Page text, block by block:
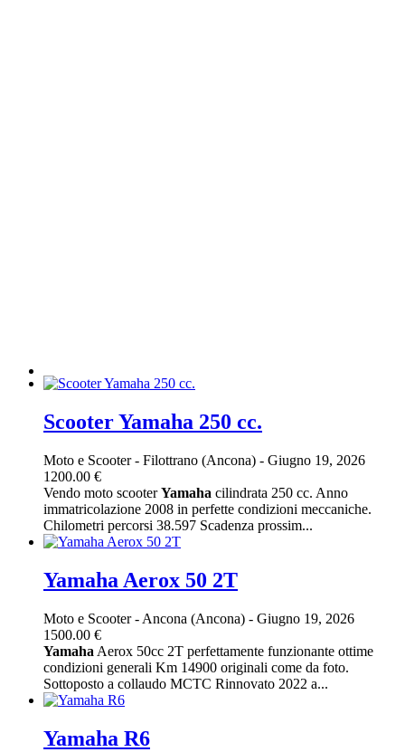
Scooter Yamaha 250 cc.
Moto e Scooter- Filottrano (Ancona) - Giugno 19, 2026
1200.00 €
Vendo moto scooterYamaha cilindrata 250 cc. Anno
immatricolazione 2008 in perfette condizioni meccaniche.
Chilometri percorsi 38.597 Scadenza prossim...
Yamaha Aerox 50 2T
Moto e Scooter- Ancona (Ancona) - Giugno 19, 2026
1500.00 €
Yamaha Aerox 50cc 2T perfettamente funzionante ottime
condizioni generali Km 14900 originali come da foto.
Sottoposto a collaudo MCTC Rinnovato 2022 a...
Yamaha R6